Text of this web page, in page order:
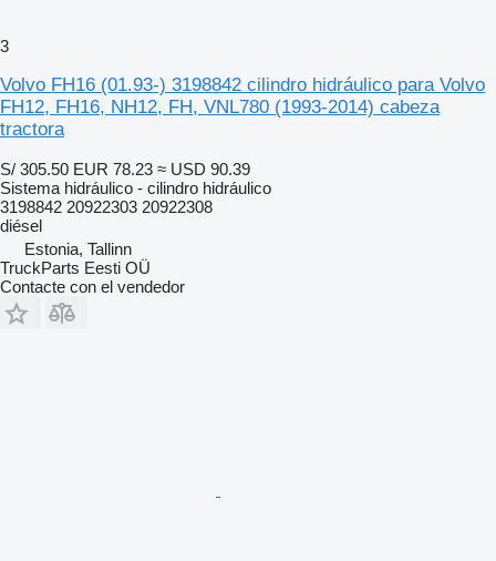
3
Volvo FH16 (01.93-) 3198842 cilindro hidráulico para Volvo
FH12, FH16, NH12, FH, VNL780 (1993-2014) cabeza
tractora
S/ 305.50 EUR 78.23 ≈ USD 90.39
Sistema hidráulico - cilindro hidráulico
3198842 20922303 20922308
diésel
Estonia, Tallinn
TruckParts Eesti OÜ
Contacte con el vendedor